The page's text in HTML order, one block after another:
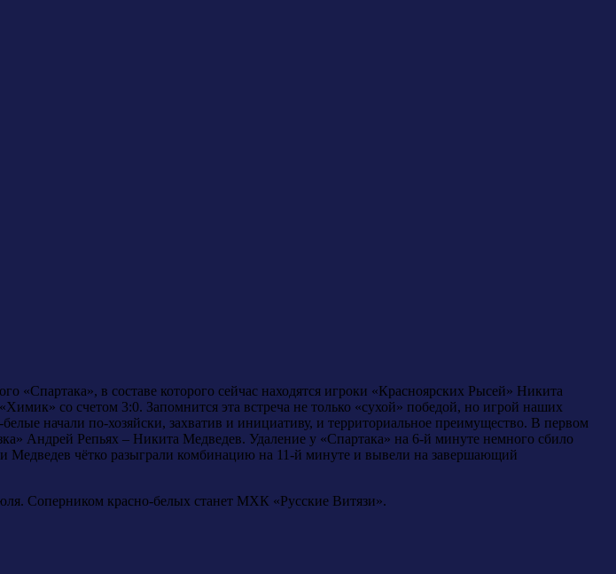
в составе которого сейчас находятся игроки «Красноярских Рысей» Никита
со счетом 3:0. Запомнится эта встреча не только «сухой» победой, но игрой наших
начали по-хозяйски, захватив и инициативу, и территориальное преимущество. В первом
Андрей Репьях – Никита Медведев. Удаление у «Спартака» на 6-й минуте немного сбило
чётко разыграли комбинацию на 11-й минуте и вывели на завершающий
Соперником красно-белых станет МХК «Русские Витязи».